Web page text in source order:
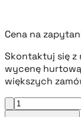
Cena na
Skontaktuj się z
wycenę
większych